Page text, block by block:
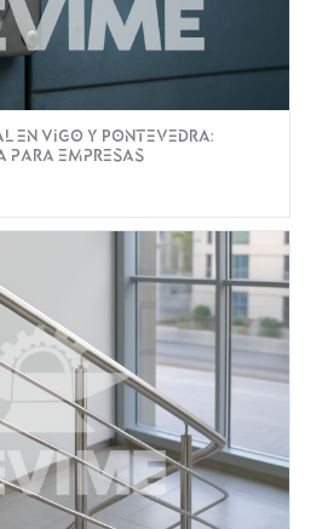
en Vigo y Pontevedra:
para empresas